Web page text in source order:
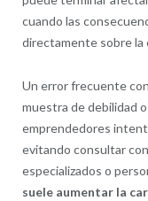
cuando las
directamente sobre la
Un error frecuente
muestra de debilidad
emprendedores
evitando consultar
especializados o
suele aumentar la